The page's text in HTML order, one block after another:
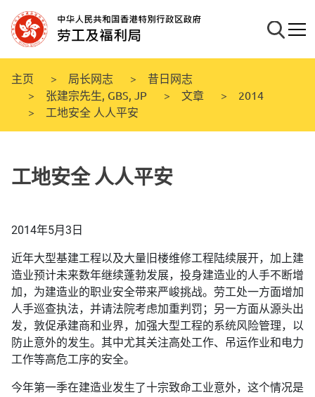
至
主
内
容
搜寻流动
主页 局长网志
昔日网志
张建宗先生, GBS, JP
文章
2014
工地安全 人人平安
工地安全 人人平安
2014年5月3日
近年大型基建工程以及大量旧楼维修工程陆续展开，加上建
造业预计未来数年继续蓬勃发展，投身建造业的人手不断增
加，为建造业的职业安全带来严峻挑战。劳工处一方面增加
人手巡查执法，并请法院考虑加重判罚；另一方面从源头出
发，敦促承建商和业界，加强大型工程的系统风险管理，以
防止意外的发生。其中尤其关注高处工作、吊运作业和电力
工作等高危工序的安全。
今年第一季在建造业发生了十宗致命工业意外，这个情况是